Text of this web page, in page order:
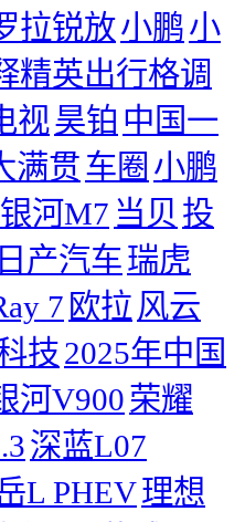
拉锐放小鹏小
精英出行格调
视昊铂 中国一
满贯车圈 小鹏
河M7 当贝 投
日产汽车瑞虎
7 欧拉 风云
技2025年中国
河V900荣耀
深蓝L07
L PHEV理想